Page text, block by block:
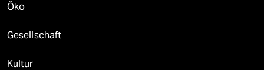
Öko
Gesellschaft
Kultur